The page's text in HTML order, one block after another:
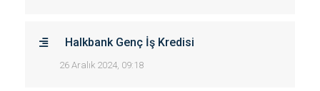
Halkbank Genç İş Kredisi
26 Aralık 2024, 09:18